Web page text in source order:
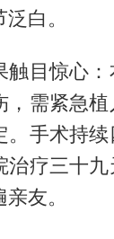
白。
触目惊心
，需紧急
。手术持
治疗三十
友。